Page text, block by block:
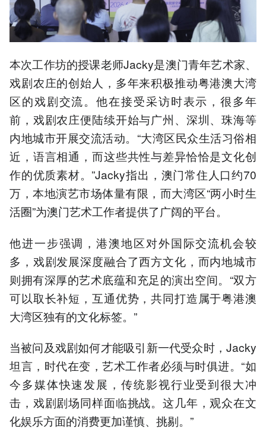
本次工作坊的授课老师Jacky是澳门青年艺术家、
戏剧农庄的创始人，多年来积极推动粤港澳大湾
区的戏剧交流。他在接受采访时表示，很多年
前，戏剧农庄便陆续开始与广州、深圳、珠海等
内地城市开展交流活动。“大湾区民众生活习俗相
近，语言相通，而这些共性与差异恰恰是文化创
作的优质素材。”Jacky指出，澳门常住人口约70
万，本地演艺市场体量有限，而大湾区“两小时生
活圈”为澳门艺术工作者提供了广阔的平台。
他进一步强调，港澳地区对外国际交流机会较
多，戏剧发展深度融合了西方文化，而内地城市
则拥有深厚的艺术底蕴和充足的演出空间。“双方
可以取长补短，互通优势，共同打造属于粤港澳
大湾区独有的文化标签。”
当被问及戏剧如何才能吸引新一代受众时，Jacky
坦言，时代在变，艺术工作者必须与时俱进。“如
今多媒体快速发展，传统影视行业受到很大冲
击，戏剧剧场同样面临挑战。这几年，观众在文
化娱乐方面的消费更加谨慎、挑剔。”